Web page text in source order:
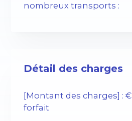
nombreux transports :
Détail des charges
[Montant des charges] : €
forfait